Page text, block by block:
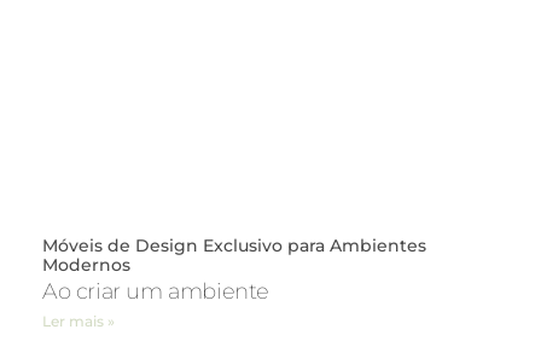
Móveis de Design Exclusivo para Ambientes
Modernos
Ao criar um ambiente
Ler mais »